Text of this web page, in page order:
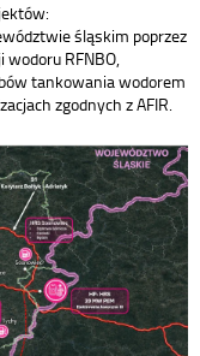
śląskim poprzez
RFNBO,
tankowania wodorem
zgodnych z AFIR.